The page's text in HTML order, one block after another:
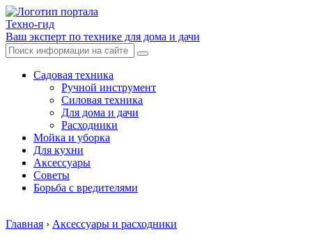
Техно-гид
Ваш эксперт по технике для дома и дачи
Садовая техника
Ручной инструмент
Силовая техника
Для дома и дачи
Расходники
Мойка и уборка
Для кухни
Аксессуары
Советы
Борьба с вредителями
Главная › Аксессуары и расходники